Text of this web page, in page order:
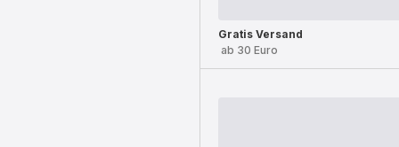
Gratis Versand
ab 30 Euro